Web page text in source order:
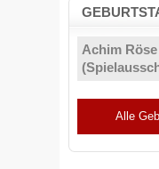
Achim Röse
Alle